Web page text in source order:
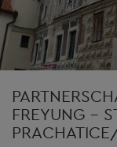
FREYUNG –